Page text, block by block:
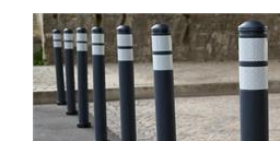
blir truffet eller rullet over.